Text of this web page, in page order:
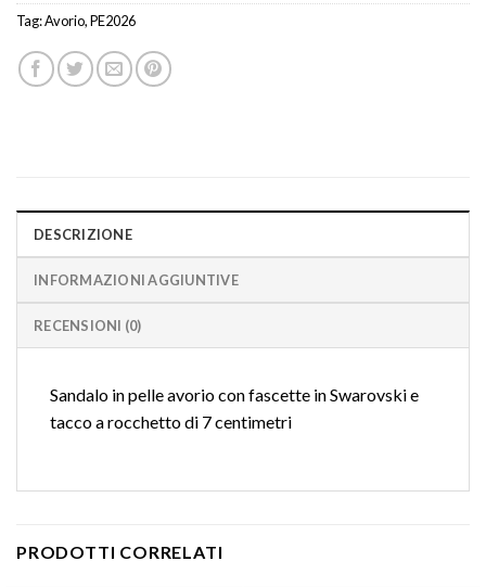
Tag:Avorio,PE2026
DESCRIZIONE
INFORMAZIONI AGGIUNTIVE
RECENSIONI (0)
Sandalo in pelle avorio con fascette in Swarovski e
tacco a rocchetto di 7 centimetri
PRODOTTI CORRELATI